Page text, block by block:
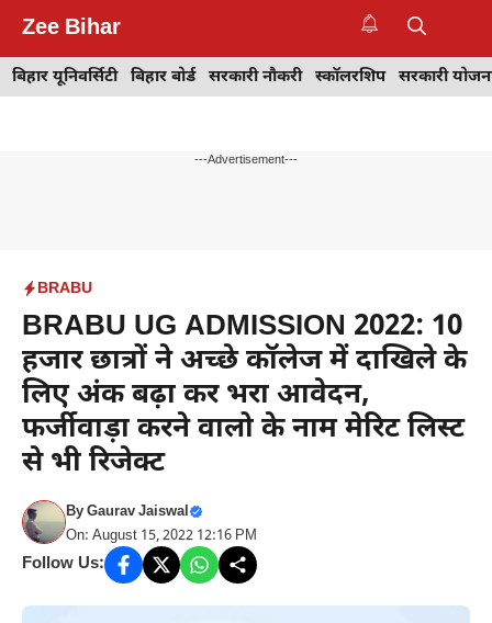
content
Zee Bihar
बिहार यूनिवर्सिटी बिहार बोर्ड सरकारी नौकरी स्कॉलरशिप सरकारी
---Advertisement---
BRABU
BRABU UG ADMISSION 2022: 10
हजार छात्रों ने अच्छे कॉलेज में दाखिले के
लिए अंक बढ़ा कर भरा आवेदन,
फर्जीवाड़ा करने वालो के नाम मेरिट लिस्ट
से भी रिजेक्ट
ByGaurav Jaiswal
On: August 15, 2022 12:16 PM
Follow Us: